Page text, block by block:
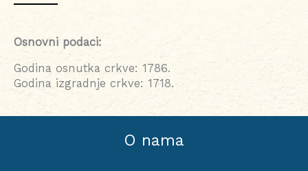
Osnovni podaci:
Godina osnutka crkve: 1786.
Godina izgradnje crkve: 1718.
O nama